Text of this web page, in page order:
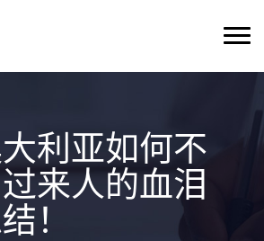
利亚如何不
来人的血泪
！